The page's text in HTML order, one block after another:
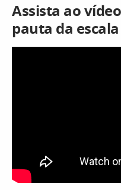
Assista ao
pauta da escala